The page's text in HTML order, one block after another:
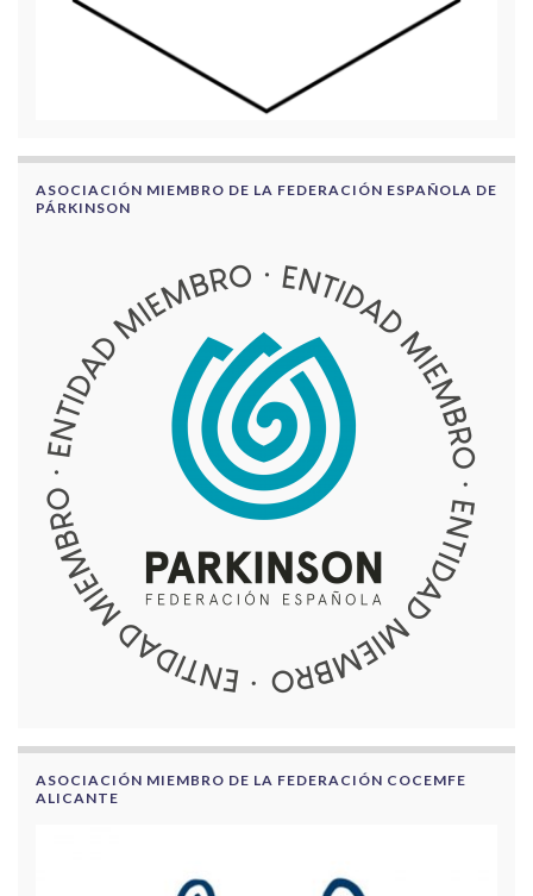
ASOCIACIÓN MIEMBRO DE LA FEDERACIÓN ESPAÑOLA DE
PÁRKINSON
ASOCIACIÓN MIEMBRO DE LA FEDERACIÓN COCEMFE
ALICANTE